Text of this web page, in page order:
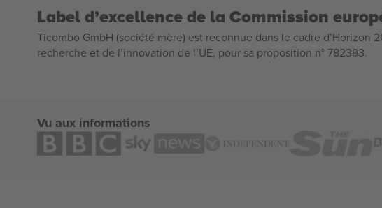
Label d’excellence de la Commission
Ticombo GmbH (société mère) est reconnue dans le cadre d’Horizon
recherche et de l’innovation de l’UE, pour sa proposition n° 782393.
Vu aux informations